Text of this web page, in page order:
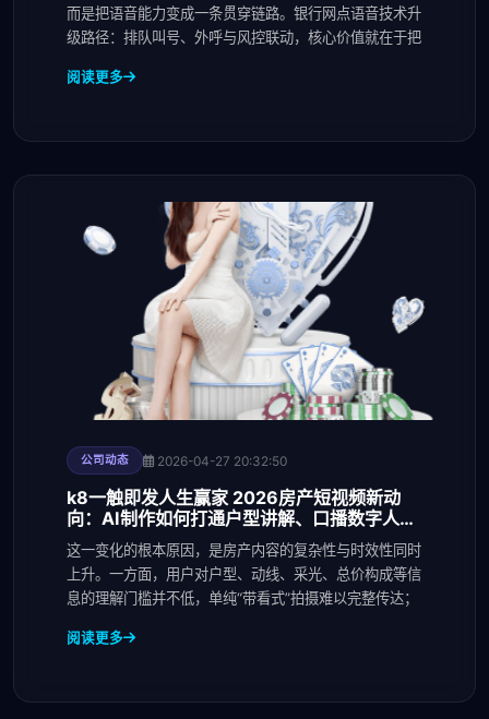
而是把语音能力变成一条贯穿链路。银行网点语音技术升
级路径：排队叫号、外呼与风控联动，核心价值就在于把
阅读更多
公司动态 2026-04-27 20:32:50
k8一触即发人生赢家 2026房产短视频新动
向：AI制作如何打通户型讲解、口播数字人与
多平台分发
这一变化的根本原因，是房产内容的复杂性与时效性同时
上升。一方面，用户对户型、动线、采光、总价构成等信
息的理解门槛并不低，单纯“带看式”拍摄难以完整传达；
阅读更多